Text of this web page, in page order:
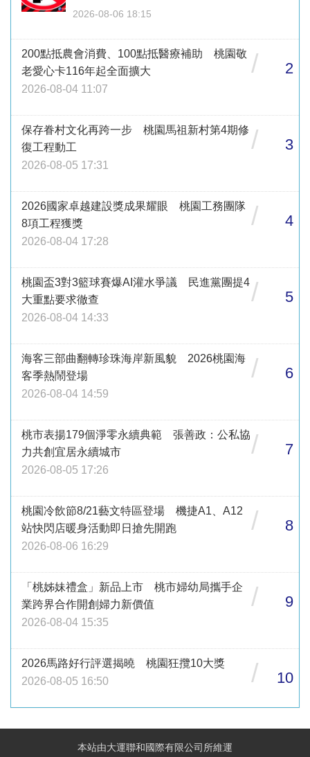
2026-08-06 18:15
200點抵農會消費、100點抵醫療補助 桃園敬
老愛心卡116年起全面擴大
2026-08-04 11:07
/ 2
保存眷村文化再跨一步 桃園馬祖新村第4期修
復工程動工
2026-08-05 17:31
/ 3
2026國家卓越建設獎成果耀眼 桃園工務團隊
8項工程獲獎
2026-08-04 17:28
/ 4
桃園盃3對3籃球賽爆AI灌水爭議 民進黨團提4
大重點要求徹查
2026-08-04 14:33
/ 5
海客三部曲翻轉珍珠海岸新風貌 2026桃園海
客季熱鬧登場
2026-08-04 14:59
/ 6
桃市表揚179個淨零永續典範 張善政：公私協
力共創宜居永續城市
2026-08-05 17:26
/ 7
桃園冷飲節8/21藝文特區登場 機捷A1、A12
站快閃店暖身活動即日搶先開跑
2026-08-06 16:29
/ 8
「桃姊妹禮盒」新品上市 桃市婦幼局攜手企
業跨界合作開創婦力新價值
2026-08-04 15:35
/ 9
2026馬路好行評選揭曉 桃園狂攬10大獎
2026-08-05 16:50
/ 10
本站由大運聯和國際有限公司所維運